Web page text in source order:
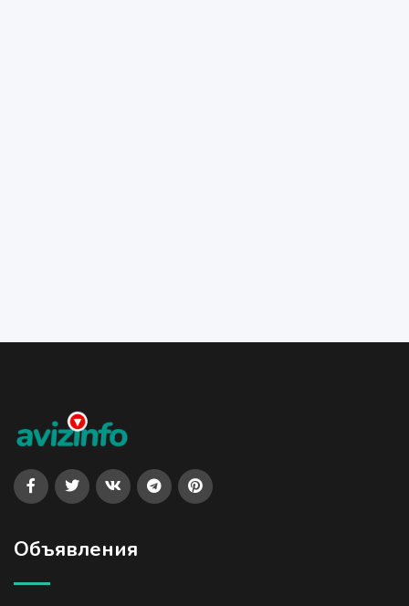
Объявления